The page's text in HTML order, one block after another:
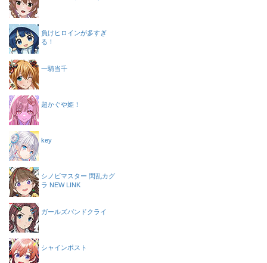
負けヒロインが多すぎ
る！
一騎当千
超かぐや姫！
key
シノビマスター 閃乱カグ
ラ NEW LINK
ガールズバンドクライ
シャインポスト